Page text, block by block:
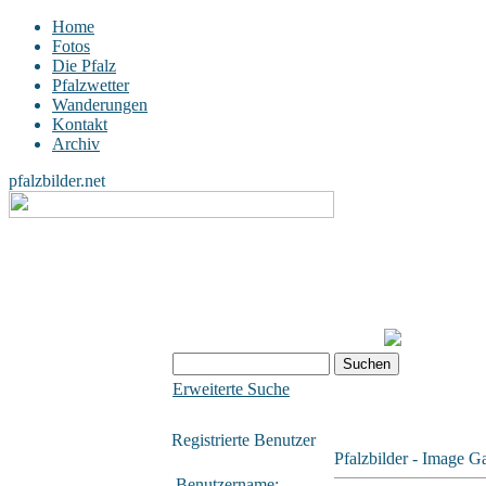
Home
Fotos
Die Pfalz
Pfalzwetter
Wanderungen
Kontakt
Archiv
pfalzbilder.net
Erweiterte Suche
Registrierte Benutzer
Pfalzbilder - Image